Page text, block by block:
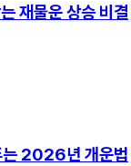
재물운 상승 비결
는 2026년 개운법